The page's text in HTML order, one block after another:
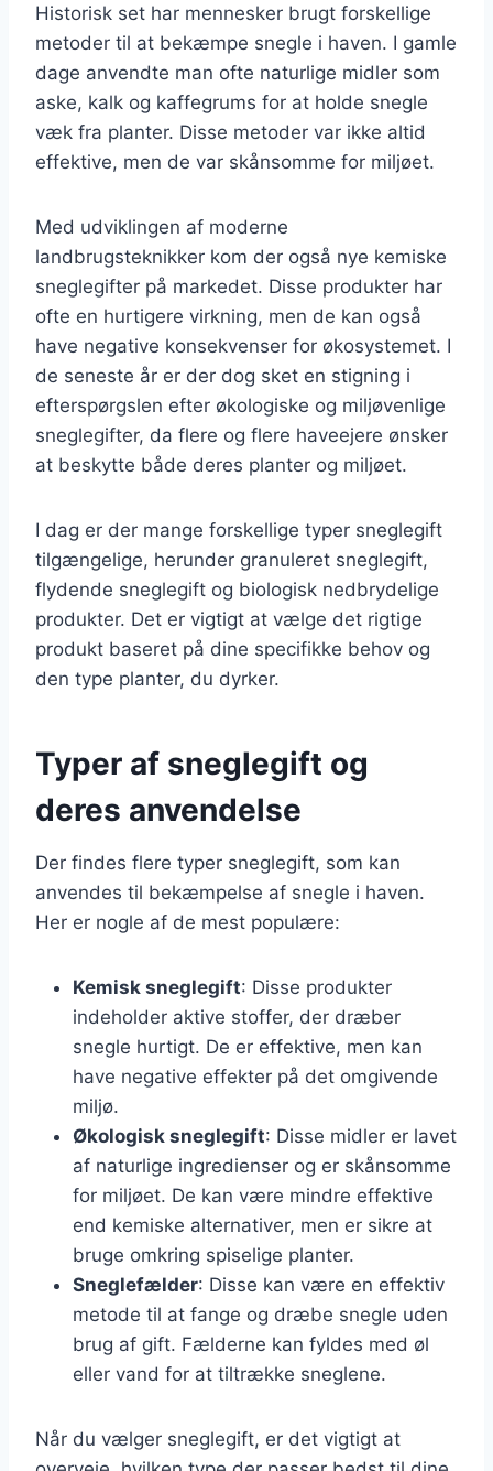
Historisk set har mennesker brugt forskellige
metoder til at bekæmpe snegle i haven. I gamle
dage anvendte man ofte naturlige midler som
aske, kalk og kaffegrums for at holde snegle
væk fra planter. Disse metoder var ikke altid
effektive, men de var skånsomme for miljøet.
Med udviklingen af moderne
landbrugsteknikker kom der også nye kemiske
sneglegifter på markedet. Disse produkter har
ofte en hurtigere virkning, men de kan også
have negative konsekvenser for økosystemet. I
de seneste år er der dog sket en stigning i
efterspørgslen efter økologiske og miljøvenlige
sneglegifter, da flere og flere haveejere ønsker
at beskytte både deres planter og miljøet.
I dag er der mange forskellige typer sneglegift
tilgængelige, herunder granuleret sneglegift,
flydende sneglegift og biologisk nedbrydelige
produkter. Det er vigtigt at vælge det rigtige
produkt baseret på dine specifikke behov og
den type planter, du dyrker.
Typer af sneglegift og
deres anvendelse
Der findes flere typer sneglegift, som kan
anvendes til bekæmpelse af snegle i haven.
Her er nogle af de mest populære:
Kemisk sneglegift: Disse produkter
indeholder aktive stoffer, der dræber
snegle hurtigt. De er effektive, men kan
have negative effekter på det omgivende
miljø.
Økologisk sneglegift: Disse midler er lavet
af naturlige ingredienser og er skånsomme
for miljøet. De kan være mindre effektive
end kemiske alternativer, men er sikre at
bruge omkring spiselige planter.
Sneglefælder: Disse kan være en effektiv
metode til at fange og dræbe snegle uden
brug af gift. Fælderne kan fyldes med øl
eller vand for at tiltrække sneglene.
Når du vælger sneglegift, er det vigtigt at